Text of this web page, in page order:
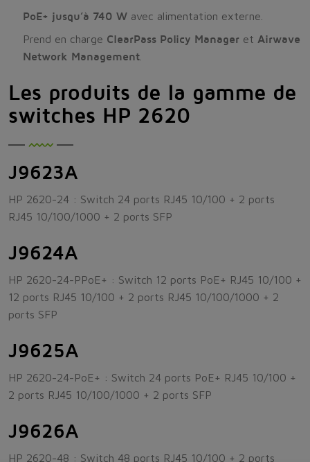
PoE+ jusqu’à 740 W avec alimentation externe.
Prend en charge ClearPass Policy Manager et Airwave
Network Management
Les produits de la gamme de
switches HP 2620
J9623A
HP 2620-24 : Switch 24 ports RJ45 10/100 + 2 ports
RJ45 10/100/1000 + 2 ports SFP
J9624A
HP 2620-24-PPoE+ : Switch 12 ports PoE+ RJ45 10/100 +
12 ports RJ45 10/100 + 2 ports RJ45 10/100/1000 + 2
ports SFP
J9625A
HP 2620-24-PoE+ : Switch 24 ports PoE+ RJ45 10/100 +
2 ports RJ45 10/100/1000 + 2 ports SFP
J9626A
HP 2620-48 : Switch 48 ports RJ45 10/100 + 2 ports